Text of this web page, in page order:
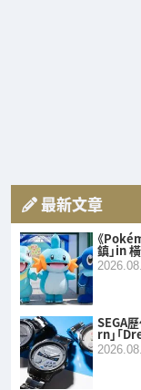
最新文章
《
鎮」in
SEGA
rn」「